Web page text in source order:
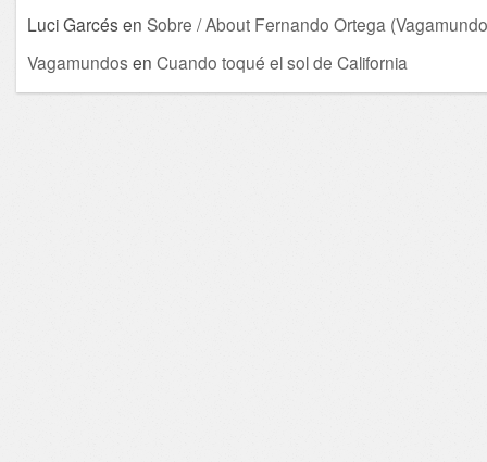
Luci Garcés en Sobre / About Fernando Ortega
Vagamundos en Cuando toqué el sol de California